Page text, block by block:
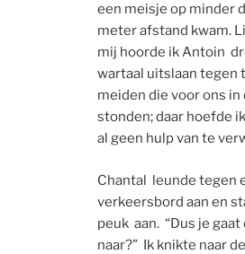
een meisje op minder
meter afstand kwam.
mij hoorde ik Antoin
wartaal uitslaan tegen
meiden die voor ons in
stonden; daar hoefde
al geen hulp van te
Chantal leunde tegen
verkeersbord aan en
peuk aan. “Dus je gaat
naar?” Ik knikte naar